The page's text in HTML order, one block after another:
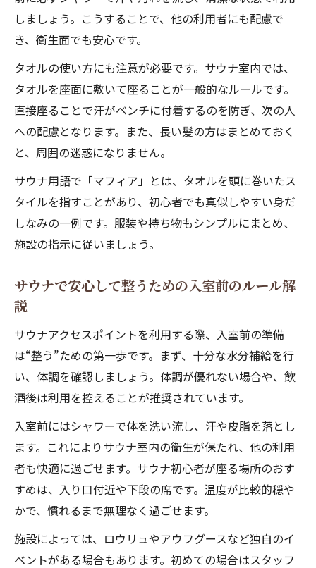
用語や文化を知って楽しむサウナアクセスポイ
ント
サウナ用語「マフィア」とは何かをやさし
く解説
サウナ文化でよく使われる用語とその意味
一覧
サウナの界隈文化や流行語を身につけるポ
サウナで覚えておきたい定番の言葉やマナ
ー集
サウナ初心者も安心できる用語と文化の基
個室やワーキングスペースで快適に整う秘訣
意点
サウナワーキングスペースで集中とリラッ
クス両立
サウナの個室やワーキングスペースの活用
術
サウナで仕事や勉強も快適に進める過ごし
方
サウナ個室やワーキングスペースの選び方
のコツ
東京近郊サウナで失敗しないための心得
東京近郊サウナで押さえるべき利用時の注
しましょう。こうすることで、他の利用者にも配慮で
き、衛生面でも安心です。
タオルの使い方にも注意が必要です。サウナ室内では、
タオルを座面に敷いて座ることが一般的なルールです。
直接座ることで汗がベンチに付着するのを防ぎ、次の人
への配慮となります。また、長い髪の方はまとめておく
と、周囲の迷惑になりません。
サウナ用語で「マフィア」とは、タオルを頭に巻いたス
タイルを指すことがあり、初心者でも真似しやすい身だ
しなみの一例です。服装や持ち物もシンプルにまとめ、
施設の指示に従いましょう。
サウナで安心して整うための入室前のルール解
説
サウナアクセスポイントを利用する際、入室前の準備
は“整う”ための第一歩です。まず、十分な水分補給を行
い、体調を確認しましょう。体調が優れない場合や、飲
酒後は利用を控えることが推奨されています。
入室前にはシャワーで体を洗い流し、汗や皮脂を落とし
ます。これによりサウナ室内の衛生が保たれ、他の利用
者も快適に過ごせます。サウナ初心者が座る場所のおす
すめは、入り口付近や下段の席です。温度が比較的穏や
かで、慣れるまで無理なく過ごせます。
施設によっては、ロウリュやアウフグースなど独自のイ
ベントがある場合もあります。初めての場合はスタッフ